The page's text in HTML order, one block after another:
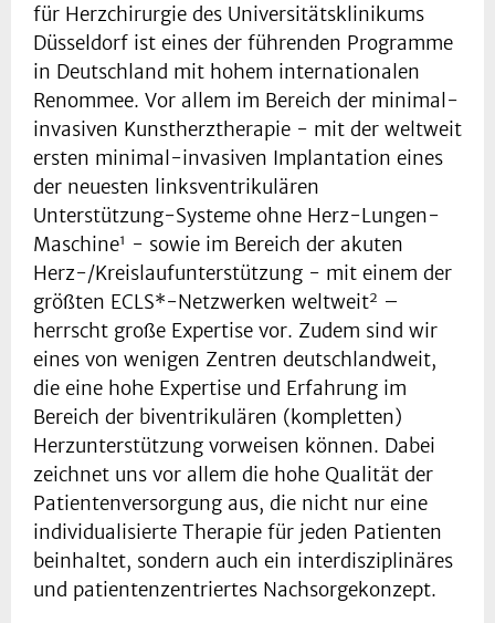
für Herzchirurgie des Universitätsklinikums
Düsseldorf ist eines der führenden Programme
in Deutschland mit hohem internationalen
Renommee. Vor allem im Bereich der minimal-
invasiven Kunstherztherapie - mit der weltweit
ersten minimal-invasiven Implantation eines
der neuesten linksventrikulären
Unterstützung-Systeme ohne Herz-Lungen-
Maschine1 - sowie im Bereich der akuten
Herz-/Kreislaufunterstützung - mit einem der
größten ECLS*-Netzwerken weltweit2 –
herrscht große Expertise vor. Zudem sind wir
eines von wenigen Zentren deutschlandweit,
die eine hohe Expertise und Erfahrung im
Bereich der biventrikulären (kompletten)
Herzunterstützung vorweisen können. Dabei
zeichnet uns vor allem die hohe Qualität der
Patientenversorgung aus, die nicht nur eine
individualisierte Therapie für jeden Patienten
beinhaltet, sondern auch ein interdisziplinäres
und patientenzentriertes Nachsorgekonzept.